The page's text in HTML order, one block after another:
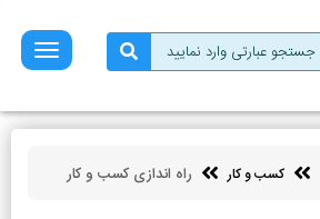
کسب و کار راه اندازی کسب و کار